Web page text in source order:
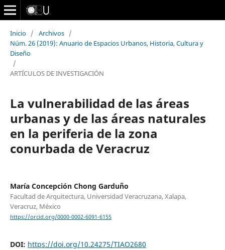
Inicio / Archivos /
Núm. 26 (2019): Anuario de Espacios Urbanos, Historia, Cultura y
Diseño
/
ARTÍCULOS DE INVESTIGACIÓN
La vulnerabilidad de las áreas
urbanas y de las áreas naturales
en la periferia de la zona
conurbada de Veracruz
María Concepción Chong Garduño
Facultad de Arquitectura, Universidad Veracruzana, Xalapa,
Veracruz, México
https://orcid.org/0000-0002-6091-6155
DOI: https://doi.org/10.24275/TIAO2680